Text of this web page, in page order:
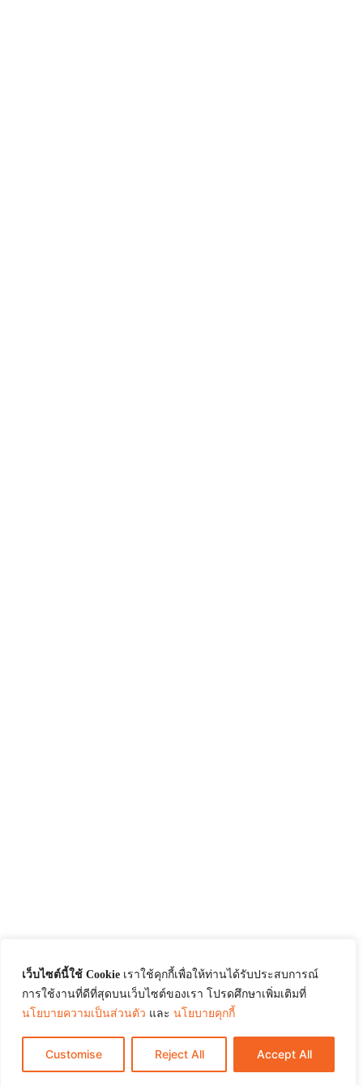
เว็บไซต์นี้ใช้ Cookie เราใช้คุกกี้เพื่อให้ท่านได้รับประสบการณ์
การใช้งานที่ดีที่สุดบนเว็บไซต์ของเรา โปรดศึกษาเพิ่มเติมที่
นโยบายความเป็นส่วนตัว และ นโยบายคุกกี้
Customise Reject All Accept All